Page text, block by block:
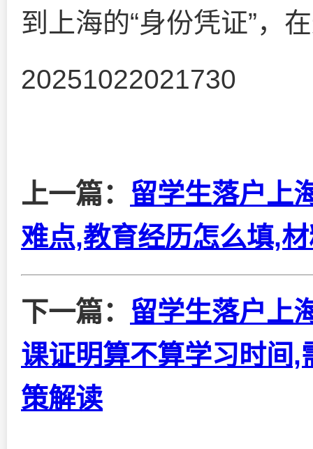
到上海的“身份凭证”，
20251022021730
上一篇： 留学生落户上
难点,教育经历怎么填,
下一篇： 留学生落户上
课证明算不算学习时间
策解读